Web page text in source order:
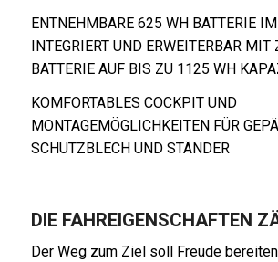
ENTNEHMBARE 625 WH BATTERIE
INTEGRIERT UND ERWEITERBAR
BATTERIE AUF BIS ZU 1125 WH
KOMFORTABLES COCKPIT UND
MONTAGEMÖGLICHKEITEN FÜR
SCHUTZBLECH UND STÄNDER
DIE FAHREIGENSCHAFTEN
Der Weg zum Ziel soll Freude